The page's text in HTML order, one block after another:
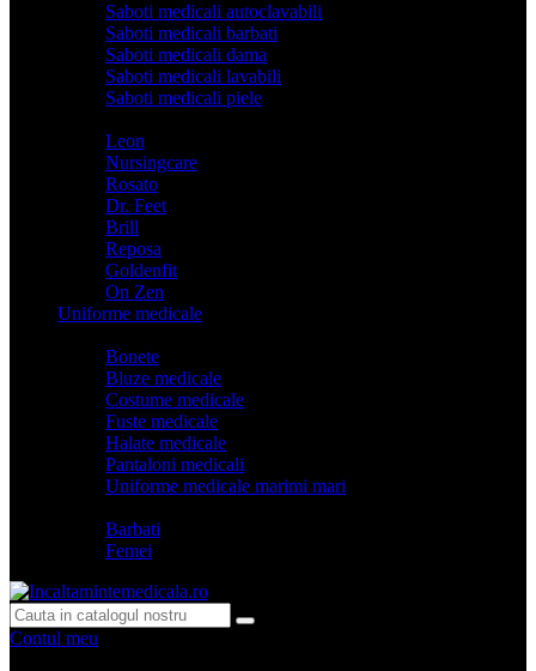
Saboti medicali autoclavabili
Saboti medicali barbati
Saboti medicali dama
Saboti medicali lavabili
Saboti medicali piele
Leon
Nursingcare
Rosato
Dr. Feet
Brill
Reposa
Goldenfit
On Zen
Uniforme medicale
Bonete
Bluze medicale
Costume medicale
Fuste medicale
Halate medicale
Pantaloni medicali
Uniforme medicale marimi mari
Barbati
Femei
Contul meu